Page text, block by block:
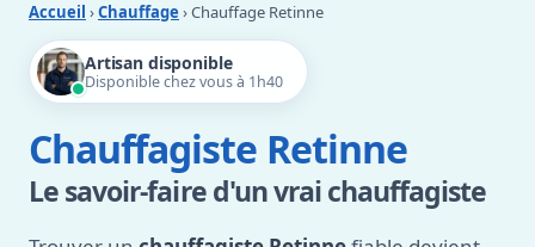
Accueil ›Chauffage › Chauffage Retinne
Artisan disponible
Disponible chez vous à 1h40
Chauffagiste Retinne
Le savoir-faire d'un vrai chauffagiste